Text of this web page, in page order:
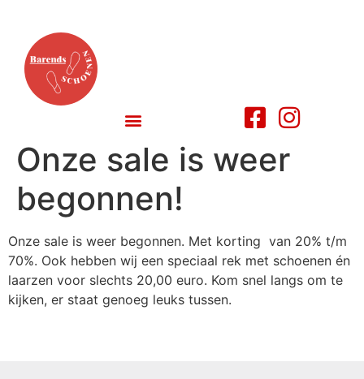
Onze sale is weer
begonnen!
Onze sale is weer begonnen. Met korting van 20% t/m
70%. Ook hebben wij een speciaal rek met schoenen én
laarzen voor slechts 20,00 euro. Kom snel langs om te
kijken, er staat genoeg leuks tussen.